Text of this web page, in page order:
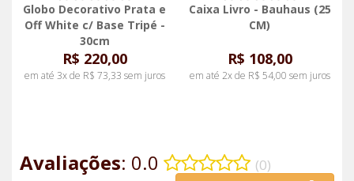
Globo Decorativo Prata e
Off White c/ Base Tripé -
30cm
R$ 220,00
em até 3x de R$ 73,33 sem juros
Caixa Livro - Bauhaus (25
CM)
R$ 108,00
em até 2x de R$ 54,00 sem juros
Avaliações: 0.0 (0)